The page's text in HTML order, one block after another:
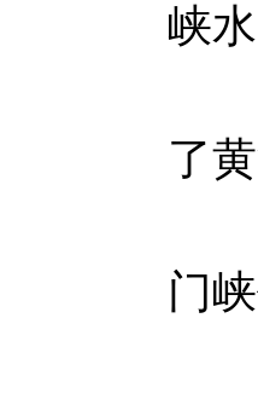
峡
了
门